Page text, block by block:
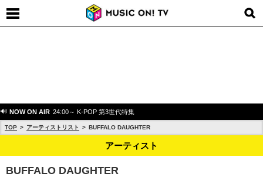
NOW ON AIR 24:00～ K-POP 第3世代特集
TOP アーティストリスト BUFFALO DAUGHTER
アーティスト
BUFFALO DAUGHTER